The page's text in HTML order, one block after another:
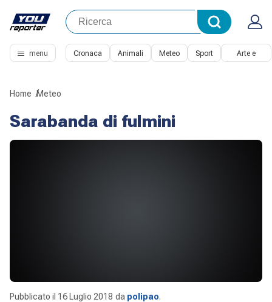
menu Cronaca Animali Meteo Sport Arte e
Home Meteo
Sarabanda di fulmini
Pubblicato il 16 Luglio 2018 da polipao.